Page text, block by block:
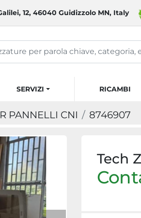
12, 46040 Guidizzolo MN, Italy
SERVIZI RICAMBI
PANNELLI CNI 8746907
Tech